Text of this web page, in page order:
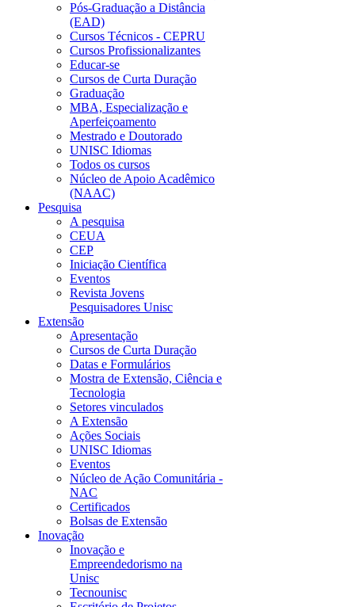
Pós-Graduação a Distância
(EAD)
Cursos Técnicos - CEPRU
Cursos Profissionalizantes
Educar-se
Cursos de Curta Duração
Graduação
MBA, Especialização e
Aperfeiçoamento
Mestrado e Doutorado
UNISC Idiomas
Todos os cursos
Núcleo de Apoio Acadêmico
(NAAC)
Pesquisa
A pesquisa
CEUA
CEP
Iniciação Científica
Eventos
Revista Jovens
Pesquisadores Unisc
Extensão
Apresentação
Cursos de Curta Duração
Datas e Formulários
Mostra de Extensão, Ciência e
Tecnologia
Setores vinculados
A Extensão
Ações Sociais
UNISC Idiomas
Eventos
Núcleo de Ação Comunitária -
NAC
Certificados
Bolsas de Extensão
Inovação
Inovação e
Empreendedorismo na
Unisc
Tecnounisc